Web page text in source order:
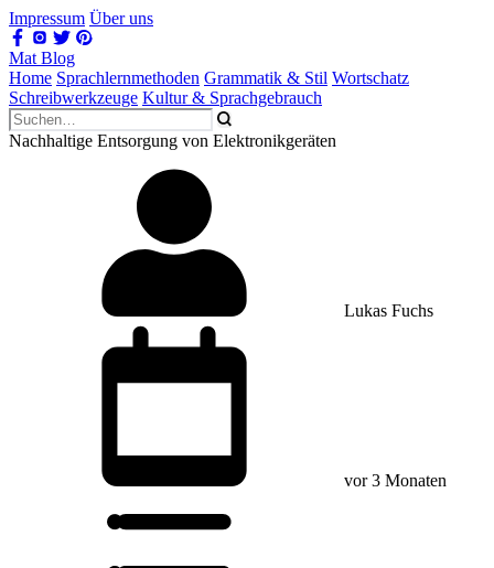
Impressum Über uns
Mat Blog
Home Sprachlernmethoden Grammatik & Stil Wortschatz
Schreibwerkzeuge Kultur & Sprachgebrauch
Nachhaltige Entsorgung von Elektronikgeräten
Lukas Fuchs
vor 3 Monaten